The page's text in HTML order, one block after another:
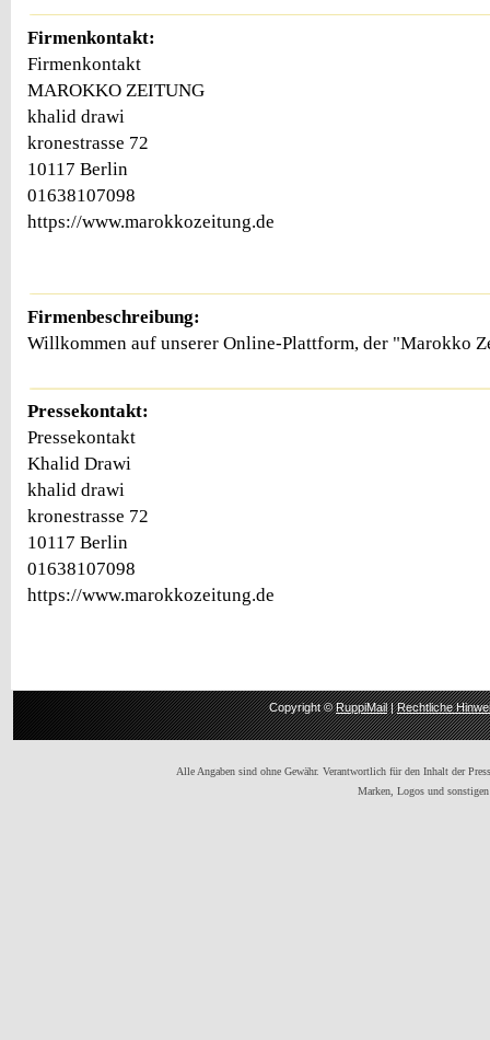
Firmenkontakt:
Firmenkontakt
MAROKKO ZEITUNG
khalid drawi
kronestrasse 72
10117 Berlin
01638107098
https://www.marokkozeitung.de
Firmenbeschreibung:
Willkommen auf unserer Online-Plattform, der "Marokko
Pressekontakt:
Pressekontakt
Khalid Drawi
khalid drawi
kronestrasse 72
10117 Berlin
01638107098
https://www.marokkozeitung.de
Copyright ©RuppiMail|Rechtliche
Alle Angaben sind ohne Gewähr. Verantwortlich für den Inhalt der
Marken, Logos und